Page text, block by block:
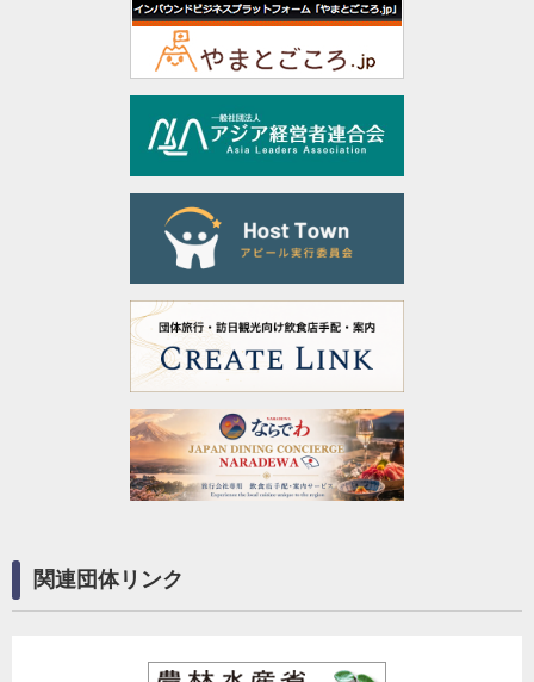
関連団体リンク